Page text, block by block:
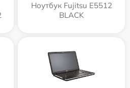
Ноутбук Fujitsu E5512
BLACK